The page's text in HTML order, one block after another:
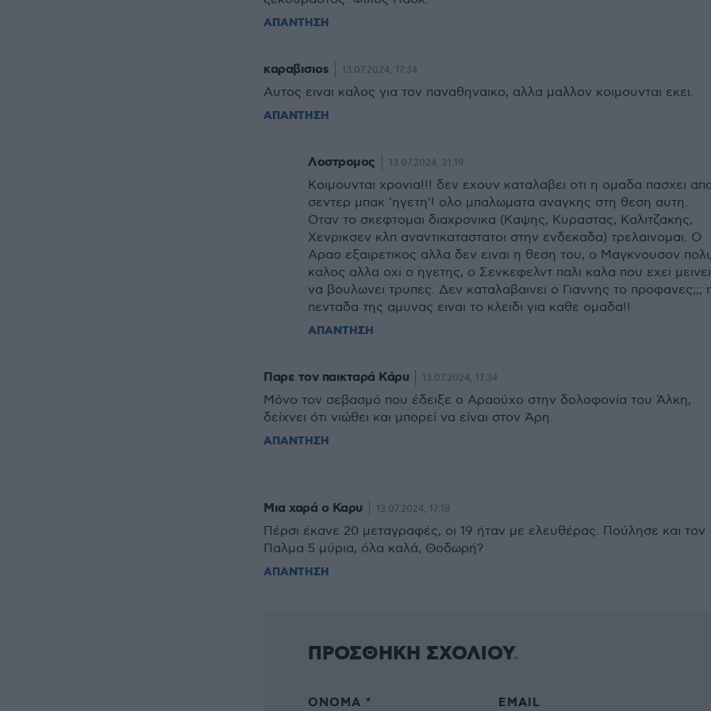
ΑΠΑΝΤΗΣΗ
καραβισιοs 13.07.2024, 17:34
Αυτος ειναι καλος για τον παναθηναικο, αλλα μαλλον κοιμουνται εκει.
ΑΠΑΝΤΗΣΗ
Λοστρομος 13.07.2024, 21:19
Κοιμουνται χρονια!!! δεν εχουν καταλαβει οτι η ομαδα πασχει
σεντερ μπακ 'ηγετη'! ολο μπαλωματα αναγκης στη θεση αυτη.
Οταν το σκεφτομαι διαχρονικα (Καψης, Κυραστας, Καλιτζακης,
Χενρικσεν κλπ αναντικαταστατοι στην ενδεκαδα) τρελαινομαι. Ο
Αραο εξαιρετικος αλλα δεν ειναι η θεση του, ο Μαγκνουσον
καλος αλλα οχι ο ηγετης, ο Σενκεφελντ παλι καλα που εχει μεινει
να βουλωνει τρυπες. Δεν καταλαβαινει ο Γιαννης το προφανες;;;
πενταδα της αμυνας ειναι το κλειδι για καθε ομαδα!!
ΑΠΑΝΤΗΣΗ
Παρε τον παικταρά Κάρυ 13.07.2024, 17:34
Μόνο τον σεβασμό που έδειξε ο Αραούχο στην δολοφονία του Άλκη,
δείχνει ότι νιώθει και μπορεί να είναι στον Άρη.
ΑΠΑΝΤΗΣΗ
Μια χαρά ο Καρυ 13.07.2024, 17:18
Πέρσι έκανε 20 μεταγραφές, οι 19 ήταν με ελευθέρας. Πούλησε και τον
Παλμα 5 μύρια, όλα καλά, Θοδωρή?
ΑΠΑΝΤΗΣΗ
ΠΡΟΣΘΗΚΗ ΣΧΟΛΙΟΥ
ΌΝΟΜΑ * EMAIL